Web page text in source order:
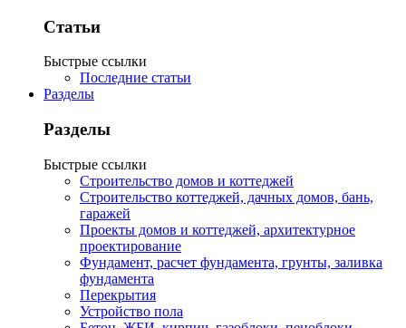
Статьи
Быстрые ссылки
Последние статьи
Разделы
Разделы
Быстрые ссылки
Строительство домов и коттеджей
Строительство коттеджей, дачных домов, бань,
гаражей
Проекты домов и коттеджей, архитектурное
проектирование
Фундамент, расчет фундамента, грунты, заливка
фундамента
Перекрытия
Устройство пола